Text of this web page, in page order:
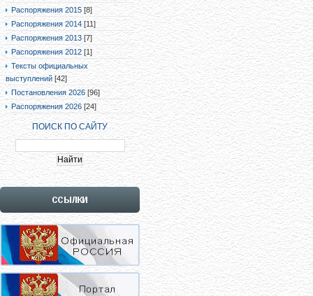
Распоряжения 2015 [8]
Распоряжения 2014 [11]
Распоряжения 2013 [7]
Распоряжения 2012 [1]
Тексты официальных
выступлений [42]
Постановления 2026 [96]
Распоряжения 2026 [24]
ПОИСК ПО САЙТУ